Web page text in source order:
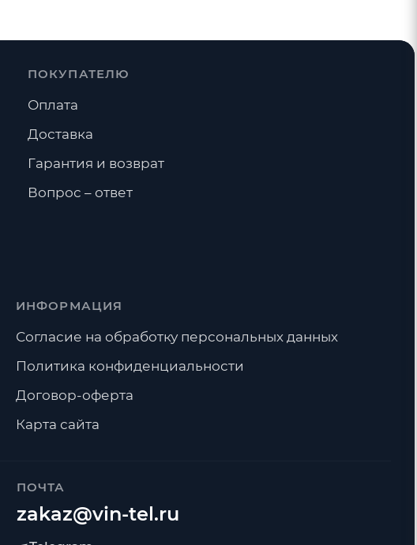
ПОЧТА
zakaz@vin-tel.ru
ПОКУПАТЕЛЮ
Оплата
Доставка
Гарантия и возврат
Вопрос – ответ
ИНФОРМАЦИЯ
Согласие на обработку персональных данных
Политика конфиденциальности
Договор-оферта
Карта сайта